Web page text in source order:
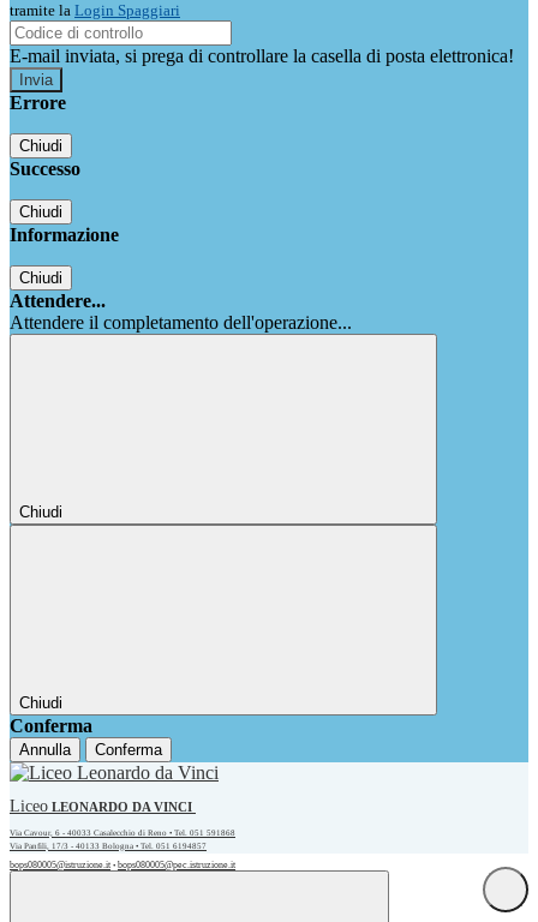
tramite la Login Spaggiari
E-mail inviata, si prega di controllare la casella di posta elettronica!
Errore
Chiudi
Successo
Chiudi
Informazione
Chiudi
Attendere...
Attendere il completamento dell'operazione...
Chiudi
Chiudi
Conferma
Annulla Conferma
Liceo LEONARDO DA VINCI
Via Cavour, 6 - 40033 Casalecchio di Reno • Tel. 051 591868
Via Panfili, 17/3 - 40133 Bologna • Tel. 051 6194857
bops080005@istruzione.it • bops080005@pec.istruzione.it